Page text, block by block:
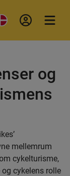
og
mellemrum
cykelturisme,
cykelens rolle